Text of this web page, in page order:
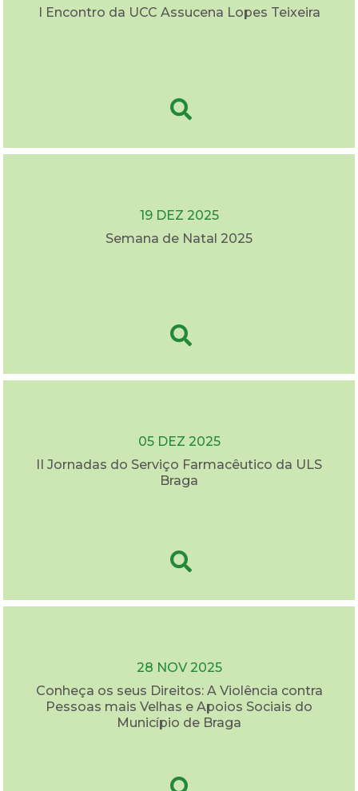
I Encontro da UCC Assucena Lopes Teixeira
19 DEZ 2025
Semana de Natal 2025
05 DEZ 2025
II Jornadas do Serviço Farmacêutico da ULS
Braga
28 NOV 2025
Conheça os seus Direitos: A Violência contra
Pessoas mais Velhas e Apoios Sociais do
Município de Braga